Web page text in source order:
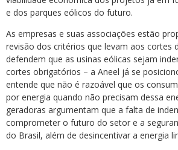
e dos parques eólicos do futuro.
As empresas e suas associações estão
revisão dos critérios que levam aos cortes
defendem que as usinas eólicas sejam
cortes obrigatórios – a Aneel já se
entende que não é razoável que os
por energia quando não precisam dessa
geradoras argumentam que a falta de
comprometer o futuro do setor e a
do Brasil, além de desincentivar a energia